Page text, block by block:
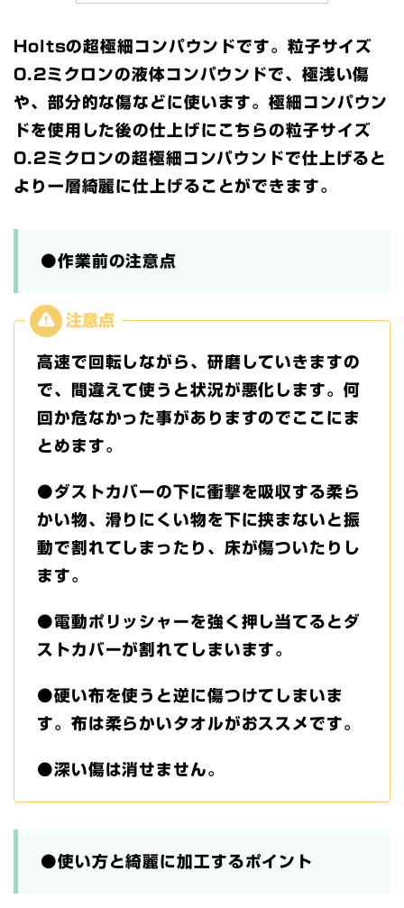
Holtsの超極細コンパウンドです。粒子サイズ
0.2ミクロンの液体コンパウンドで、極浅い傷
や、部分的な傷などに使います。極細コンパウン
ドを使用した後の仕上げにこちらの粒子サイズ
0.2ミクロンの超極細コンパウンドで仕上げると
より一層綺麗に仕上げることができます。
●作業前の注意点
高速で回転しながら、研磨していきますの
で、間違えて使うと状況が悪化します。何
回か危なかった事がありますのでここにま
とめます。
●ダストカバーの下に衝撃を吸収する柔ら
かい物、滑りにくい物を下に挟まないと振
動で割れてしまったり、床が傷ついたりし
ます。
●電動ポリッシャーを強く押し当てるとダ
ストカバーが割れてしまいます。
●硬い布を使うと逆に傷つけてしまいま
す。布は柔らかいタオルがおススメです。
●深い傷は消せません。
●使い方と綺麗に加工するポイント